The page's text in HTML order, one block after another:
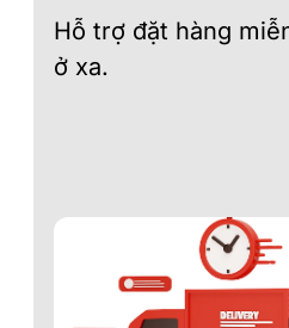
Hỗ trợ đặt hàng
ở xa.